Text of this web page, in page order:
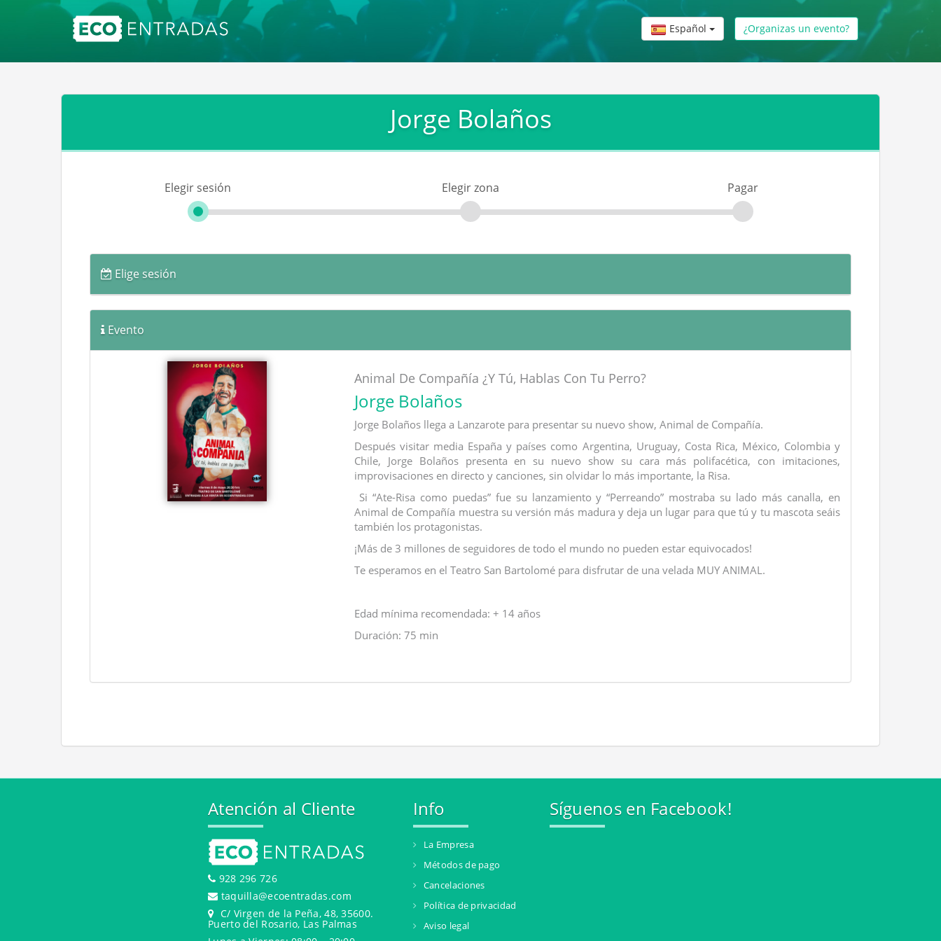
Español ¿Organizas un evento?
Jorge Bolaños
Elegir sesión Elegir zona Pagar
Elige sesión
Evento
Animal De Compañía ¿Y Tú, Hablas Con Tu Perro?
Jorge Bolaños
Jorge Bolaños llega a Lanzarote para presentar su nuevo show, Animal de Compañía.
Después visitar media España y países como Argentina, Uruguay, Costa Rica, México, Colombia y
Chile, Jorge Bolaños presenta en su nuevo show su cara más polifacética, con imitaciones,
improvisaciones en directo y canciones, sin olvidar lo más importante, la Risa.
Si “Ate-Risa como puedas” fue su lanzamiento y “Perreando” mostraba su lado más canalla, en
Animal de Compañía muestra su versión más madura y deja un lugar para que tú y tu mascota seáis
también los protagonistas.
¡Más de 3 millones de seguidores de todo el mundo no pueden estar equivocados!
Te esperamos en el Teatro San Bartolomé para disfrutar de una velada MUY ANIMAL.
Edad mínima recomendada: + 14 años
Duración: 75 min
Atención al Cliente
928 296 726
taquilla@ecoentradas.com
C/ Virgen de la Peña, 48, 35600.
Puerto del Rosario, Las Palmas
Info
La Empresa
Métodos de pago
Cancelaciones
Política de privacidad
Aviso legal
Síguenos en Facebook!